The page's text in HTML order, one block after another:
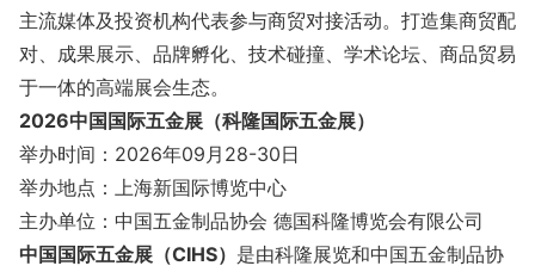
主流媒体及投资机构代表参与商贸对接活动。打造集商贸配
对、成果展示、品牌孵化、技术碰撞、学术论坛、商品贸易
于一体的高端展会生态。
2026中国国际五金展（科隆国际五金展）
举办时间：2026年09月28-30日
举办地点：上海新国际博览中心
主办单位：中国五金制品协会 德国科隆博览会有限公司
中国国际五金展（CIHS） 是由科隆展览和中国五金制品协